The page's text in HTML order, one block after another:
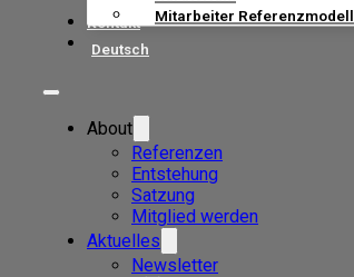
Mitarbeiter Referenzmodell
Kontakt
Deutsch
About
Referenzen
Entstehung
Satzung
Mitglied werden
Aktuelles
Newsletter